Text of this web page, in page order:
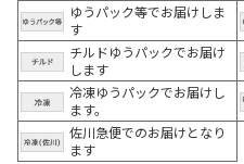
ゆうパック等でお届けしま
す
チルドゆうパックでお届け
します
冷凍ゆうパックでお届けし
ます。
佐川急便でのお届けとなり
ます